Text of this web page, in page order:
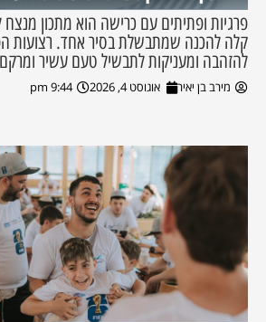
פרגיות ופתיתים עם כרישה הוא מתכון
קלה להכנה שמתבשלת בסיר אחד. רצועות
להזהבה ומעניקות לתבשיל טעם עשיר
מירב בן יאיר אוגוסט 4, 2026 9:44 pm